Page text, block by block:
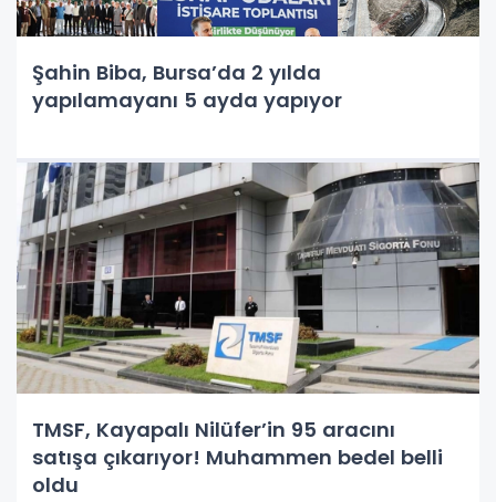
Şahin Biba, Bursa’da 2 yılda
yapılamayanı 5 ayda yapıyor
TMSF, Kayapalı Nilüfer’in 95 aracını
satışa çıkarıyor! Muhammen bedel belli
oldu